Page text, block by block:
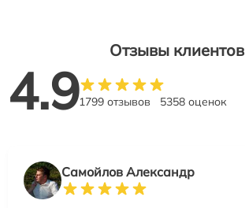
Отзывы клиентов
4.91799 отзывов 5358 оценок
Самойлов Александр